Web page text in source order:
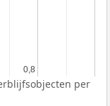
0,8
0,8
per